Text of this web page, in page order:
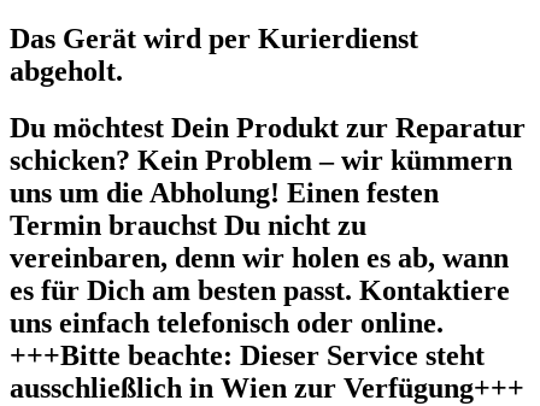
Das Gerät wird per Kurierdienst
abgeholt.
Du möchtest Dein Produkt zur Reparatur
schicken? Kein Problem – wir kümmern
uns um die Abholung! Einen festen
Termin brauchst Du nicht zu
vereinbaren, denn wir holen es ab, wann
es für Dich am besten passt. Kontaktiere
uns einfach telefonisch oder online.
+++Bitte beachte: Dieser Service steht
ausschließlich in Wien zur Verfügung+++